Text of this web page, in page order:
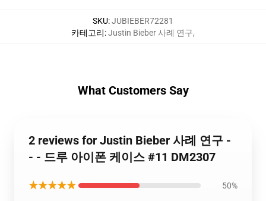
SKU:JUBIEBER72281
카테고리:Justin Bieber 사례 연구,
What Customers Say
2 reviews for Justin Bieber 사례 연구 -
- - 드루 아이폰 케이스 #11 DM2307
★★★★★ 50%